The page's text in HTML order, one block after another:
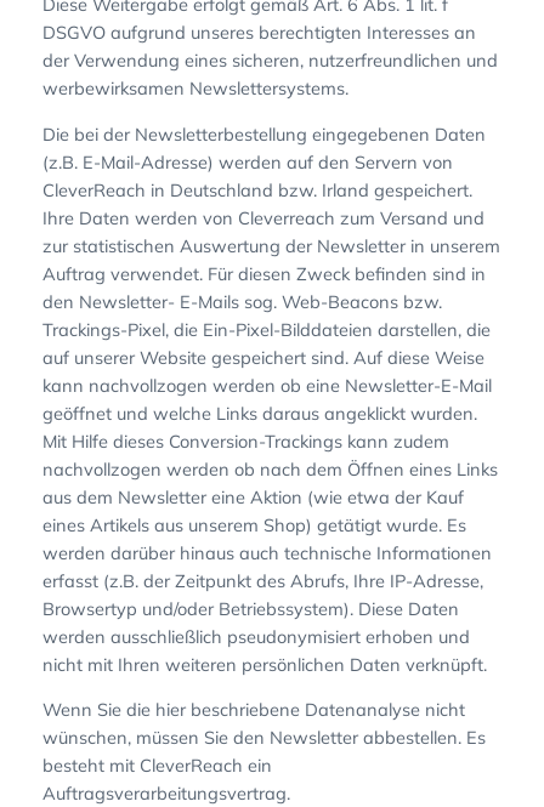
DSGVO aufgrund unseres berechtigten Interesses an
der Verwendung eines sicheren, nutzerfreundlichen und
werbewirksamen Newslettersystems.
Die bei der Newsletterbestellung eingegebenen Daten
(z.B. E-Mail-Adresse) werden auf den Servern von
CleverReach in Deutschland bzw. Irland gespeichert.
Ihre Daten werden von Cleverreach zum Versand und
zur statistischen Auswertung der Newsletter in unserem
Auftrag verwendet. Für diesen Zweck befinden sind in
den Newsletter- E-Mails sog. Web-Beacons bzw.
Trackings-Pixel, die Ein-Pixel-Bilddateien darstellen, die
auf unserer Website gespeichert sind. Auf diese Weise
kann nachvollzogen werden ob eine Newsletter-E-Mail
geöffnet und welche Links daraus angeklickt wurden.
Mit Hilfe dieses Conversion-Trackings kann zudem
nachvollzogen werden ob nach dem Öffnen eines Links
aus dem Newsletter eine Aktion (wie etwa der Kauf
eines Artikels aus unserem Shop) getätigt wurde. Es
werden darüber hinaus auch technische Informationen
erfasst (z.B. der Zeitpunkt des Abrufs, Ihre IP-Adresse,
Browsertyp und/oder Betriebssystem). Diese Daten
werden ausschließlich pseudonymisiert erhoben und
nicht mit Ihren weiteren persönlichen Daten verknüpft.
Wenn Sie die hier beschriebene Datenanalyse nicht
wünschen, müssen Sie den Newsletter abbestellen. Es
besteht mit CleverReach ein
Auftragsverarbeitungsvertrag.